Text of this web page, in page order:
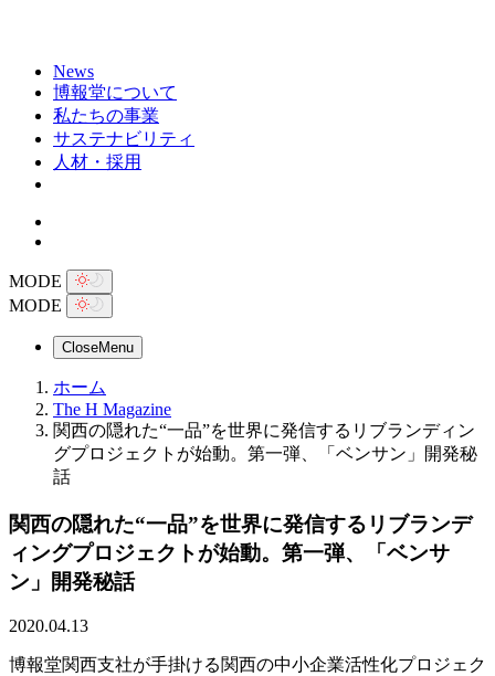
News
博報堂について
私たちの事業
サステナビリティ
人材・採用
MODE
MODE
CloseMenu
ホーム
The H Magazine
関西の隠れた“一品”を世界に発信するリブランディン
グプロジェクトが始動。第一弾、「ベンサン」開発秘
話
関西の隠れた“一品”を世界に発信するリブランデ
ィングプロジェクトが始動。第一弾、「ベンサ
ン」開発秘話
2020.04.13
博報堂関西支社が手掛ける関西の中小企業活性化プロジェク